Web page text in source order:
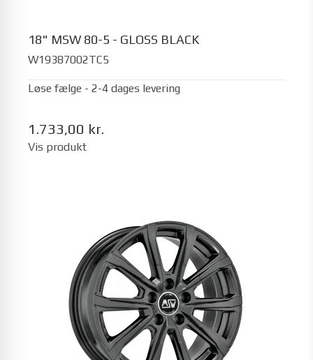
18" MSW 80-5 - GLOSS BLACK
W19387002TC5
Løse fælge - 2-4 dages levering
1.733,00 kr.
Vis produkt